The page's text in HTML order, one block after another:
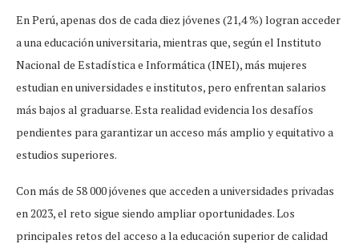
En Perú, apenas dos de cada diez jóvenes (21,4 %) logran acceder
a una educación universitaria, mientras que, según el Instituto
Nacional de Estadística e Informática (INEI), más mujeres
estudian en universidades e institutos, pero enfrentan salarios
más bajos al graduarse. Esta realidad evidencia los desafíos
pendientes para garantizar un acceso más amplio y equitativo a
estudios superiores.
Con más de 58 000 jóvenes que acceden a universidades privadas
en 2023, el reto sigue siendo ampliar oportunidades. Los
principales retos del acceso a la educación superior de calidad